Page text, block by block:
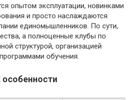
опытом эксплуатации, новинками
и просто наслаждаются
единомышленников. По сути,
а полноценные клубы по
структурой, организацией
обучения.